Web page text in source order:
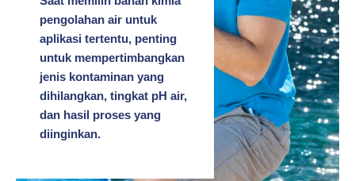
pengolahan air untuk
aplikasi tertentu, penting
untuk mempertimbangkan
jenis kontaminan yang
dihilangkan, tingkat pH air,
dan hasil proses yang
diinginkan.